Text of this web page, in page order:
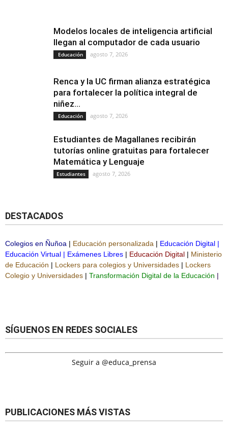
Modelos locales de inteligencia artificial
llegan al computador de cada usuario
Educación agosto 7, 2026
Renca y la UC firman alianza estratégica
para fortalecer la política integral de
niñez...
Educación agosto 7, 2026
Estudiantes de Magallanes recibirán
tutorías online gratuitas para fortalecer
Matemática y Lenguaje
Estudiantes agosto 7, 2026
DESTACADOS
Colegios en Ñuñoa | Educación personalizada | Educación Digital |
Educación Virtual | Exámenes Libres | Educación Digital | Ministerio
de Educación | Lockers para colegios y Universidades | Lockers
Colegio y Universidades | Transformación Digital de la Educación |
SÍGUENOS EN REDES SOCIALES
Seguir a @educa_prensa
PUBLICACIONES MÁS VISTAS